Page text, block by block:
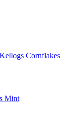
Cornflakes
Mint